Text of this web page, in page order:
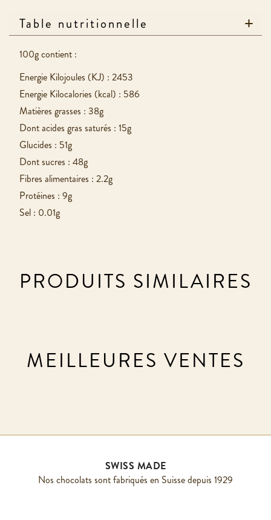
Table nutritionnelle
100g contient :
Energie Kilojoules (KJ) : 2453
Energie Kilocalories (kcal) : 586
Matières grasses : 38g
Dont acides gras saturés : 15g
Glucides : 51g
Dont sucres : 48g
Fibres alimentaires : 2.2g
Protéines : 9g
Sel : 0.01g
PRODUITS SIMILAIRES
MEILLEURES VENTES
SWISS MADE
Nos chocolats sont fabriqués en Suisse depuis 1929